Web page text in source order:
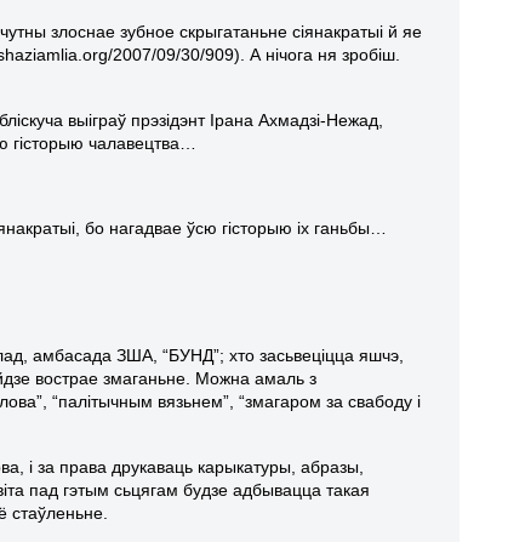
злоснае зубное скрыгатаньне сіянакратыі й яе
2007/09/30/909). А нічога ня зробіш.
выіграў прэзідэнт Ірана Ахмадзі-Нежад,
гісторыю чалавецтва…
бо нагадвае ўсю гісторыю іх ганьбы…
амбасада ЗША, “БУНД”; хто засьвеціцца яшчэ,
вострае змаганьне. Можна амаль з
“палітычным вязьнем”, “змагаром за свабоду і
і за права друкаваць карыкатуры, абразы,
пад гэтым сьцягам будзе адбывацца такая
стаўленьне.